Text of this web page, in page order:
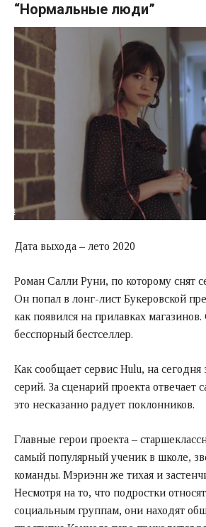
“Нормальные люди”
Дата выхода – лето 2020
Роман Салли Руни, по которому снят
Он попал в лонг-лист Букеровской
как появился на прилавках
бесспорный бестселлер.
Как сообщает сервис Hulu, на сегодня
серий. За сценарий проекта отвечает
это несказанно радует поклонников.
Главные герои проекта –
самый популярный ученик в школе,
команды. Мэриэнн же тихая и
Несмотря на то, что подростки
социальным группам, они находят